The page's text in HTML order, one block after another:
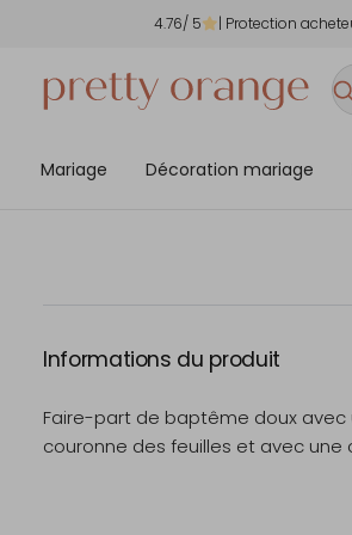
4.76/ 5 | Protection
Mariage Décoration mariage
Informations du produit
Faire-part de baptême doux avec
couronne des feuilles et avec une